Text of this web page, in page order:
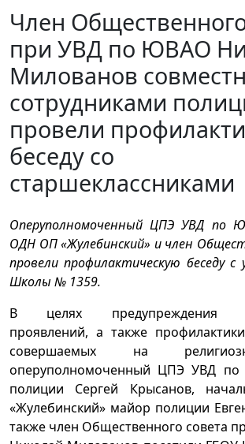
Член
при УВД по ЮВАО
Милованов
сотрудниками
провели
беседу со
старшеклассниками
Оперуполномоченный ЦПЭ УВД по
ОДН ОП «Жулебинский» и член
провели профилактическую беседу
Школы № 1359.
В целях предупреждения
проявлений, а также
совершаемых на
оперуполномоченный ЦПЭ УВД
полиции Сергей Крысанов,
«Жулебинский» майор полиции
также член Общественного совета